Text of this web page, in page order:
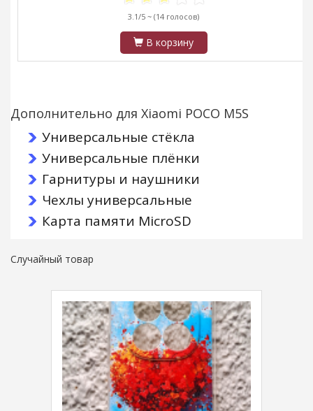
3.1/5 ~ (14 голосов)
В корзину
Дополнительно для Xiaomi POCO M5S
Универсальные стёкла
Универсальные плёнки
Гарнитуры и наушники
Чехлы универсальные
Карта памяти MicroSD
Случайный товар